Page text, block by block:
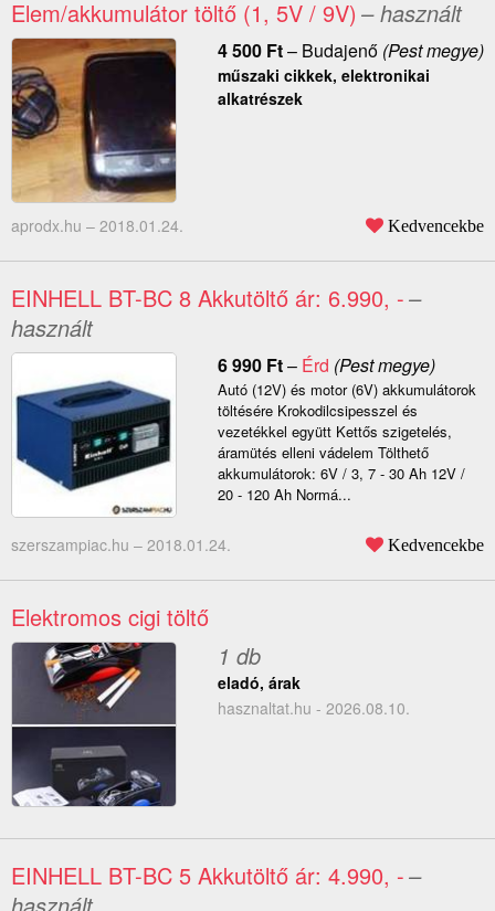
Elem/akkumulátor töltő (1, 5V / 9V) – használt
4 500 Ft– Budajenő(Pest megye)
műszaki cikkek, elektronikai
alkatrészek
aprodx.hu – 2018.01.24. Kedvencekbe
EINHELL BT-BC 8 Akkutöltő ár: 6.990, -–
használt
6 990 Ft– Érd (Pest megye)
Autó (12V) és motor (6V) akkumulátorok
töltésére Krokodilcsipesszel és
vezetékkel együtt Kettős szigetelés,
áramütés elleni vádelem Tölthető
akkumulátorok: 6V / 3, 7 - 30 Ah 12V /
20 - 120 Ah Normá...
szerszampiac.hu – 2018.01.24. Kedvencekbe
Elektromos cigi töltő
1 db
eladó, árak
hasznaltat.hu - 2026.08.10.
EINHELL BT-BC 5 Akkutöltő ár: 4.990, -–